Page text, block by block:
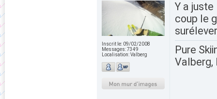
Inscrit le: 09/02/2008
Messages:7349
Localisation:Valberg
Y a
coup le
Pure
Valberg,